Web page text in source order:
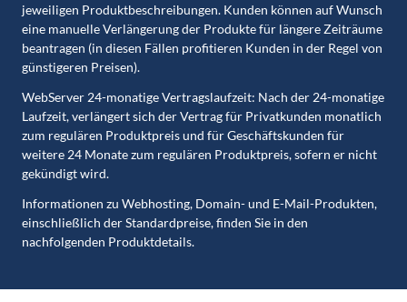
jeweiligen Produktbeschreibungen. Kunden können auf Wunsch
eine manuelle Verlängerung der Produkte für längere Zeiträume
beantragen (in diesen Fällen profitieren Kunden in der Regel von
günstigeren Preisen).
WebServer 24-monatige Vertragslaufzeit: Nach der 24-monatige
Laufzeit, verlängert sich der Vertrag für Privatkunden monatlich
zum regulären Produktpreis und für Geschäftskunden für
weitere 24 Monate zum regulären Produktpreis, sofern er nicht
gekündigt wird.
Informationen zu Webhosting, Domain- und E-Mail-Produkten,
einschließlich der Standardpreise, finden Sie in den
nachfolgenden Produktdetails.